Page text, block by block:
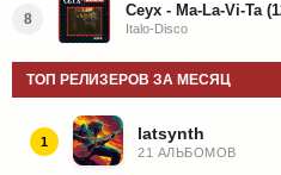
8 Ceyx - Ma-La-Vi-Ta
Italo-Disco
ТОП РЕЛИЗЕРОВ ЗА МЕСЯЦ
1 latsynth
21 АЛЬБОМОВ